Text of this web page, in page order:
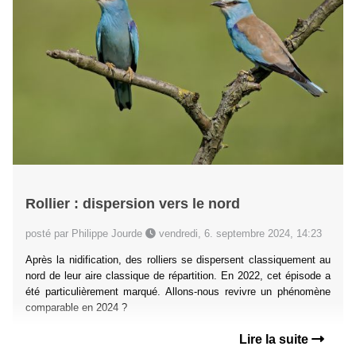
Rollier : dispersion vers le nord
posté par Philippe Jourde vendredi, 6. septembre 2024, 14:23
Après la nidification, des rolliers se dispersent classiquement au
nord de leur aire classique de répartition. En 2022, cet épisode a
été particulièrement marqué. Allons-nous revivre un phénomène
comparable en 2024 ?
Lire la suite